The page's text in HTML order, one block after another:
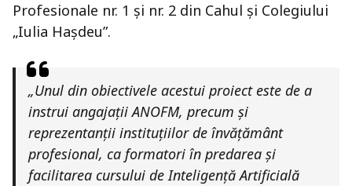
Profesionale nr. 1 și nr. 2 din Cahul și Colegiului
„Iulia Hașdeu”.
„Unul din obiectivele acestui proiect este de a
instrui angajații ANOFM, precum și
reprezentanții instituțiilor de învățământ
profesional, ca formatori în predarea și
facilitarea cursului de Inteligență Artificială